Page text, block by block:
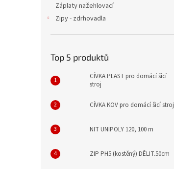
Záplaty nažehlovací
Zipy - zdrhovadla
Top 5 produktů
CÍVKA PLAST pro domácí šicí
stroj
CÍVKA KOV pro domácí šicí stroj
NIT UNIPOLY 120, 100 m
ZIP PH5 (kostěný) DĚLIT.50cm